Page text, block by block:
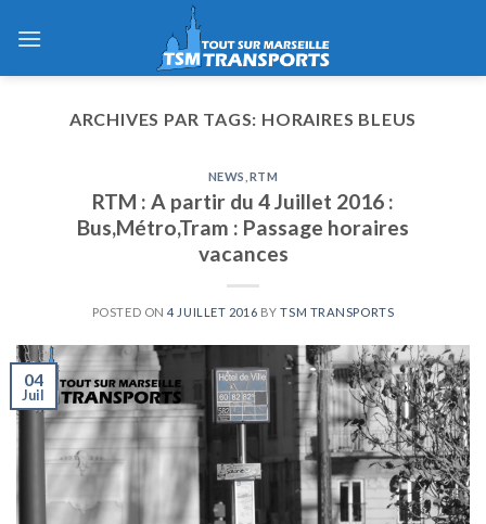
ARCHIVES PAR TAGS: HORAIRES BLEUS
NEWS RTM
RTM : A partir du 4 Juillet 2016 :
Bus,Métro,Tram : Passage horaires
vacances
POSTED ON4 JUILLET 2016 BYTSM TRANSPORTS
04
Juil